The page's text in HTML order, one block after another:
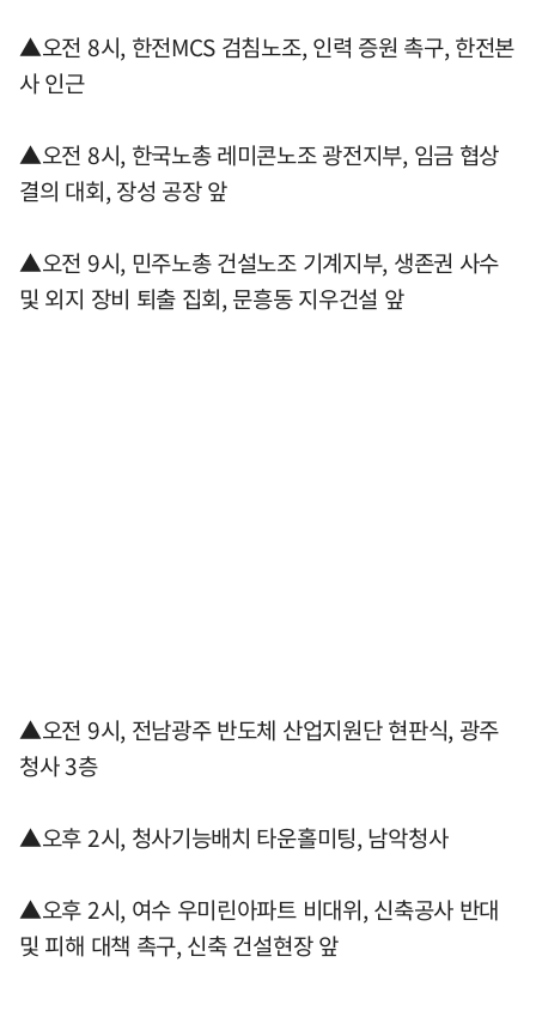
▲오전 8시, 한전MCS 검침노조, 인력 증원 촉구, 한전본
사 인근
▲오전 8시, 한국노총 레미콘노조 광전지부, 임금 협상
결의 대회, 장성 공장 앞
▲오전 9시, 민주노총 건설노조 기계지부, 생존권 사수
및 외지 장비 퇴출 집회, 문흥동 지우건설 앞
▲오전 9시, 전남광주 반도체 산업지원단 현판식, 광주
청사 3층
▲오후 2시, 청사기능배치 타운홀미팅, 남악청사
▲오후 2시, 여수 우미린아파트 비대위, 신축공사 반대
및 피해 대책 촉구, 신축 건설현장 앞